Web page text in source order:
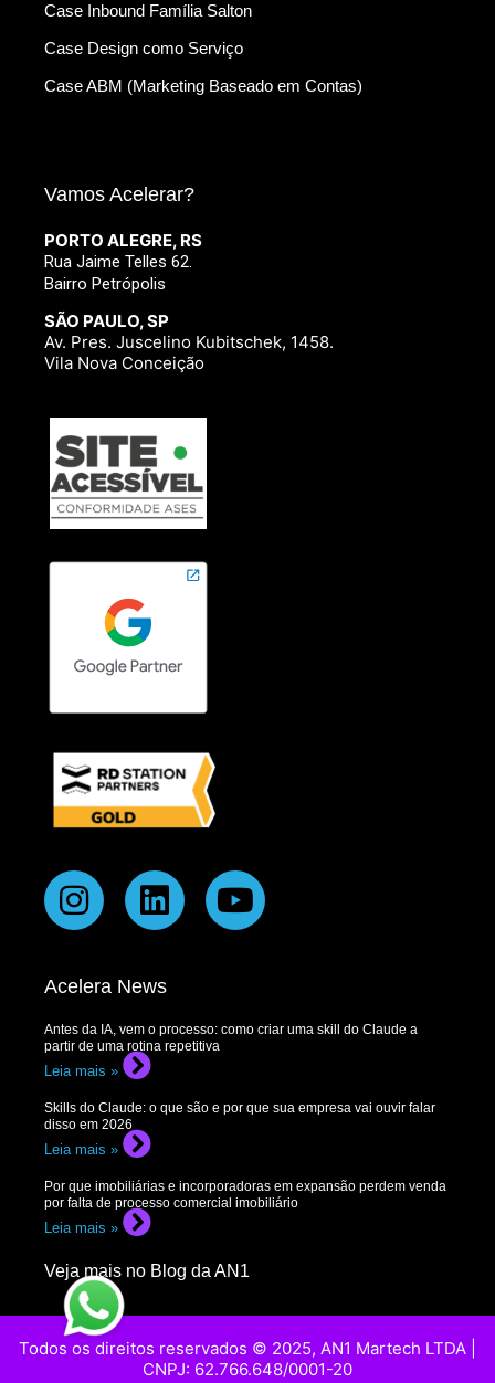
Case Inbound Família Salton
Case Design como Serviço
Case ABM (Marketing Baseado em Contas)
Vamos Acelerar?
PORTO ALEGRE, RS
Rua Jaime Telles 62.
Bairro Petrópolis
SÃO PAULO, SP
Av. Pres. Juscelino Kubitschek, 1458.
Vila Nova Conceição
Acelera News
Antes da IA, vem o processo: como criar uma skill do Claude a
partir de uma rotina repetitiva
Leia mais »
Skills do Claude: o que são e por que sua empresa vai ouvir falar
disso em 2026
Leia mais »
Por que imobiliárias e incorporadoras em expansão perdem venda
por falta de processo comercial imobiliário
Leia mais »
Veja mais no Blog da AN1
Todos os direitos reservados © 2025, AN1 Martech LTDA |
CNPJ: 62.766.648/0001-20